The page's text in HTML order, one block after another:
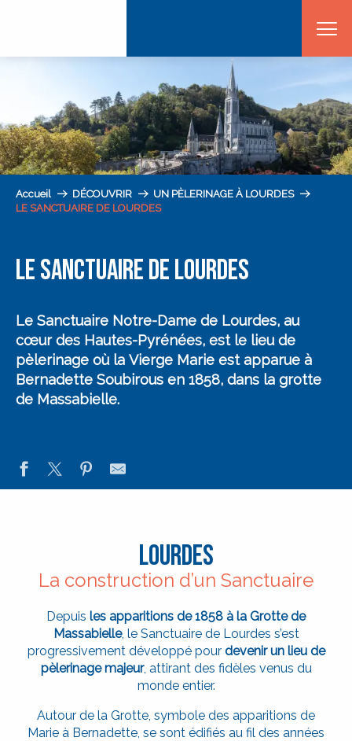
Accueil DÉCOUVRIR
UN PÈLERINAGE À LOURDES
LE SANCTUAIRE DE LOURDES
LE SANCTUAIRE DE LOURDES
Le Sanctuaire Notre-Dame de Lourdes, au
cœur des Hautes-Pyrénées, est le lieu de
pèlerinage où la Vierge Marie est apparue à
Bernadette Soubirous en 1858, dans la grotte
de Massabielle.
LOURDES
La construction d’un Sanctuaire
Depuis les apparitions de 1858 à la Grotte de
Massabielle, le Sanctuaire de Lourdes s’est
progressivement développé pour devenir un lieu de
pèlerinage majeur, attirant des fidèles venus du
monde entier.
Autour de la Grotte, symbole des apparitions de
Marie à Bernadette, se sont édifiés au fil des années